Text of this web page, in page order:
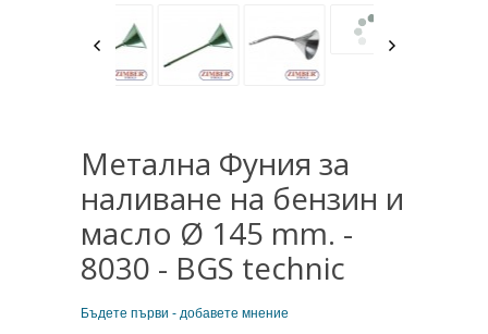
Mетална Фуния за
наливане на бензин и
масло Ø 145 mm. -
8030 - BGS technic
Бъдете първи - добавете мнение